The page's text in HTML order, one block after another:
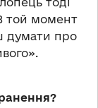
той момент
думати про